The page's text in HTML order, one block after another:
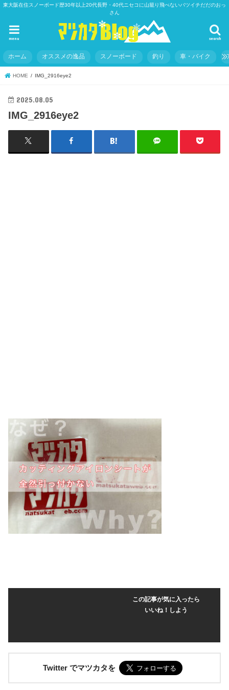
東大阪在住スノーボード歴30年以上20代長野・40代ニセコに山籠り飛べないバツイチだだのおっ
さん
search
menu
ホーム オススメの逸品 スノーボード 釣り 車・バイク
HOME IMG_2916eye2
2025.08.05
IMG_2916eye2
この記事が気に入ったら
いいね！しよう
Twitter でマツカタを